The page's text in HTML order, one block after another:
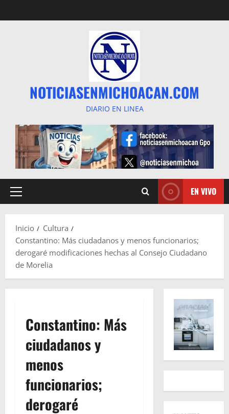
al
NOTICIASENMICHOACAN.COM
DIARIO EN LINEA
Menú
EN VIVO
Inicio
Cultura
Constantino: Más ciudadanos y menos funcionarios;
derogaré modificaciones hechas al Consejo Ciudadano
de Morelia
Constantino: Más
ciudadanos y
menos
funcionarios;
derogaré